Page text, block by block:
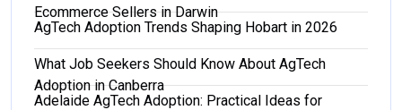
Ecommerce Sellers in Darwin
AgTech Adoption Trends Shaping Hobart in 2026
What Job Seekers Should Know About AgTech
Adoption in Canberra
Adelaide AgTech Adoption: Practical Ideas for